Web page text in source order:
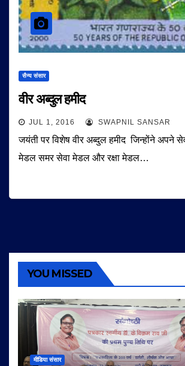
सैन्य संसार
वीर अब्दुल हमीद
JUL 1, 2016 SWAPNIL SANSAR
जयंती पर विशेष वीर अब्दुल हमीद जिन्होंने अपने
मेडल समर सेवा मेडल और रक्षा मेडल…
YOU MISSED
मीडिया संसार